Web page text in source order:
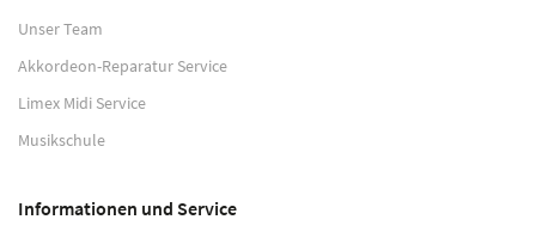
Unser Team
Akkordeon-Reparatur Service
Limex Midi Service
Musikschule
Informationen und Service